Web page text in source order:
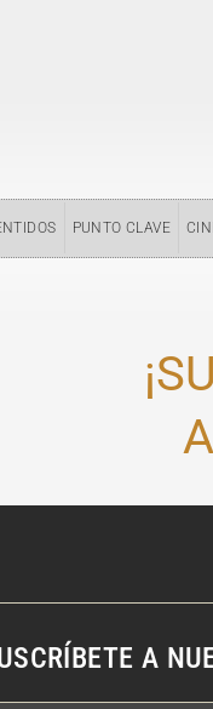
PUNTO CLAVE
A